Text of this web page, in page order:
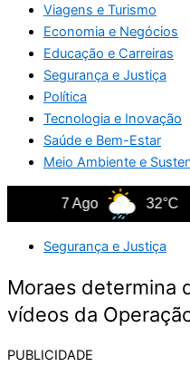
Viagens e Turismo
Economia e Negócios
Educação e Carreiras
Segurança e Justiça
Política
Tecnologia e Inovação
Saúde e Bem-Estar
Meio Ambiente e
7 Ago 32°C
Segurança e Justiça
Moraes determina
vídeos da
PUBLICIDADE